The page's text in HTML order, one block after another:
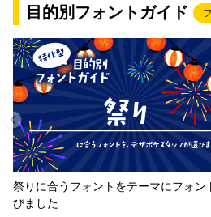
目的別フォントガイド
祭りに合うフォントをテーマにフォン
びました